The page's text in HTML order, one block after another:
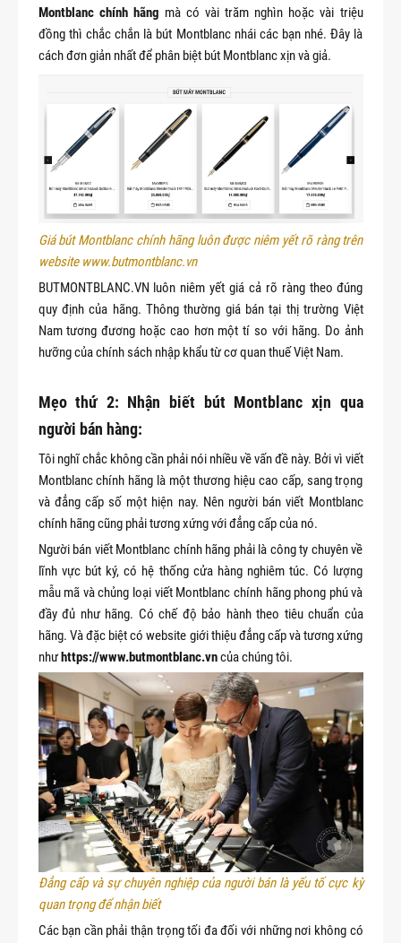
Montblanc chính hãng mà có vài trăm nghìn hoặc vài triệu
đồng thì chắc chắn là bút Montblanc nhái các bạn nhé. Đây là
cách đơn giản nhất để phân biệt bút Montblanc xịn và giả.
Giá bút Montblanc chính hãng luôn được niêm yết rõ ràng trên
website www.butmontblanc.vn
BUTMONTBLANC.VN luôn niêm yết giá cả rõ ràng theo đúng
quy định của hãng. Thông thường giá bán tại thị trường Việt
Nam tương đương hoặc cao hơn một tí so với hãng. Do ảnh
hưỡng của chính sách nhập khẩu từ cơ quan thuế Việt Nam.
Mẹo thứ 2: Nhận biết bút Montblanc xịn qua
người bán hàng:
Tôi nghĩ chắc không cần phải nói nhiều về vấn đề này. Bởi vì viết
Montblanc chính hãng là một thương hiệu cao cấp, sang trọng
và đẳng cấp số một hiện nay. Nên người bán viết Montblanc
chính hãng cũng phải tương xứng với đẳng cấp của nó.
Người bán viết Montblanc chính hãng phải là công ty chuyên về
lĩnh vực bút ký, có hệ thống cửa hàng nghiêm túc. Có lượng
mẫu mã và chủng loại viết Montblanc chính hãng phong phú và
đầy đủ như hãng. Có chế độ bảo hành theo tiêu chuẩn của
hãng. Và đặc biệt có website giới thiệu đẳng cấp và tương xứng
nhưhttps://www.butmontblanc.vncủa chúng tôi.
Đẳng cấp và sự chuyên nghiệp của người bán là yếu tố cực kỳ
quan trọng để nhận biết
Các bạn cần phải thận trọng tối đa đối với những nơi không có